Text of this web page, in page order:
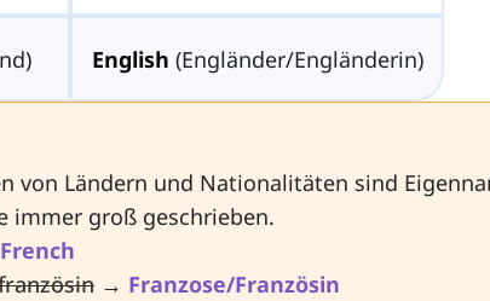
English (Engländer/Engländerin)
von Ländern und Nationalitäten sind
immer groß geschrieben.
French
→ Franzose/Französin